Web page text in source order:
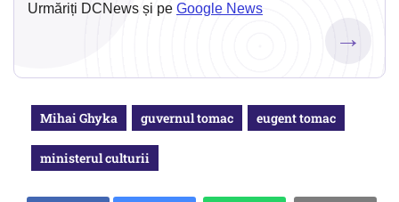
Urmăriți DCNews și pe Google News
→
Mihai Ghyka guvernul tomac eugent tomac
ministerul culturii